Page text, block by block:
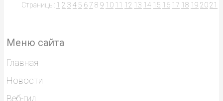
Страницы: 1 2 3 4 5 6 7 8 9 10 11 12 13 14 15 16 17 18 19 2021
Меню сайта
Главная
Новости
Веб-гид